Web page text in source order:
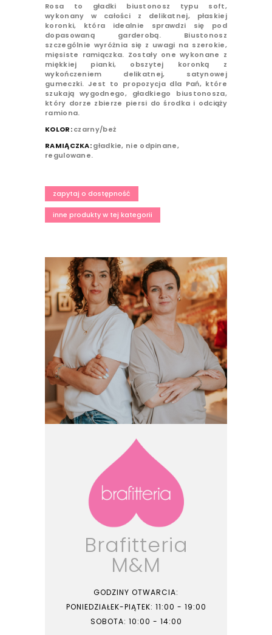
Rosa to gładki biustonosz typu soft,
wykonany w całości z delikatnej, płaskiej
koronki, która idealnie sprawdzi się pod
dopasowaną garderobą. Biustonosz
szczególnie wyróżnia się z uwagi na szerokie,
mięsiste ramiączka. Zostały one wykonane z
miękkiej pianki, obszytej koronką z
wykończeniem delikatnej, satynowej
gumeczki. Jest to propozycja dla Pań, które
szukają wygodnego, gładkiego biustonosza,
który dorze zbierze piersi do środka i odciąży
ramiona.
KOLOR:czarny/beż
RAMIĄCZKA:gładkie, nie odpinane,
regulowane.
zapytaj o dostępność
inne produkty w tej kategorii
Brafitteria
M&M
GODZINY OTWARCIA:
PONIEDZIAŁEK-PIĄTEK: 11:00 - 19:00
SOBOTA: 10:00 - 14:00